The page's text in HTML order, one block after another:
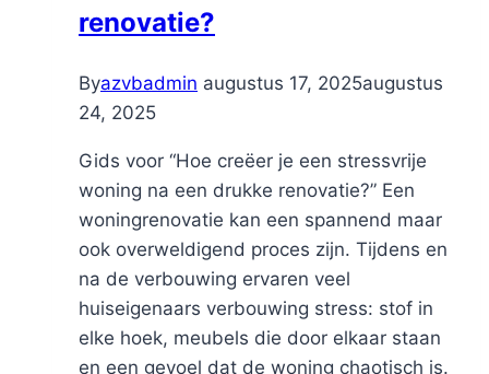
renovatie?
Byazvbadmin augustus 17, 2025augustus
24, 2025
Gids voor “Hoe creëer je een stressvrije
woning na een drukke renovatie?” Een
woningrenovatie kan een spannend maar
ook overweldigend proces zijn. Tijdens en
na de verbouwing ervaren veel
huiseigenaars verbouwing stress: stof in
elke hoek, meubels die door elkaar staan
en een gevoel dat de woning chaotisch is.